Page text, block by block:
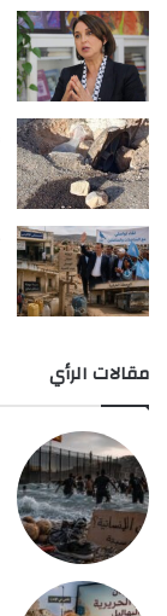
مقالات الرأي